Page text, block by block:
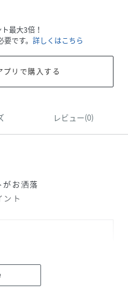
最大3倍！
です。 詳しくはこちら
リで購入する
レビュー(0)
がお洒落
ント
エステル50%